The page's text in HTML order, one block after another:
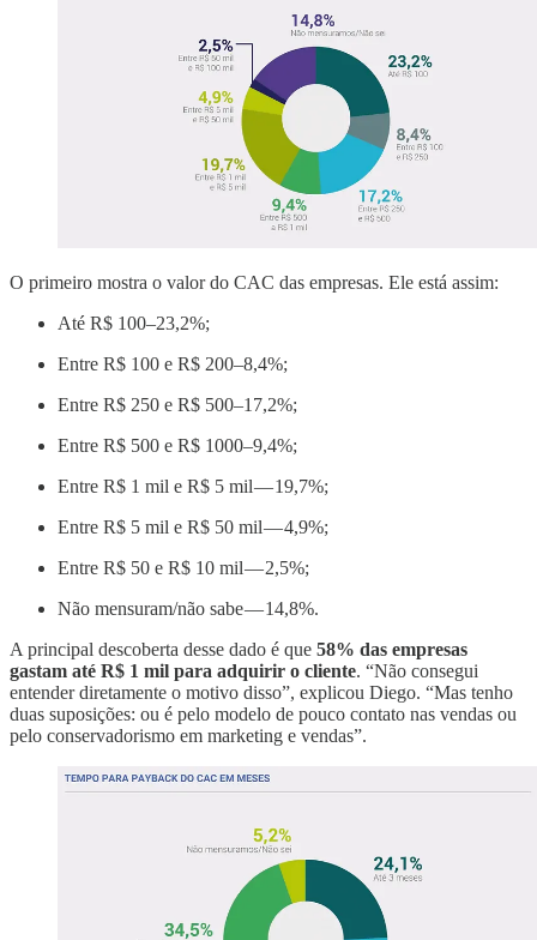
O primeiro mostra o valor do CAC das empresas. Ele está assim:
Até R$ 100–23,2%;
Entre R$ 100 e R$ 200–8,4%;
Entre R$ 250 e R$ 500–17,2%;
Entre R$ 500 e R$ 1000–9,4%;
Entre R$ 1 mil e R$ 5 mil — 19,7%;
Entre R$ 5 mil e R$ 50 mil — 4,9%;
Entre R$ 50 e R$ 10 mil — 2,5%;
Não mensuram/não sabe — 14,8%.
A principal descoberta desse dado é que 58% das empresas
gastam até R$ 1 mil para adquirir o cliente. “Não consegui
entender diretamente o motivo disso”, explicou Diego. “Mas tenho
duas suposições: ou é pelo modelo de pouco contato nas vendas ou
pelo conservadorismo em marketing e vendas”.